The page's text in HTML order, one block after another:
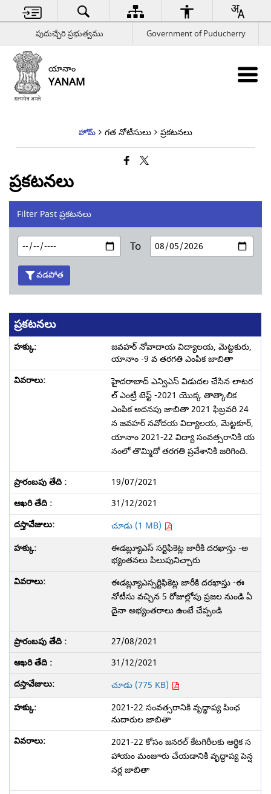
పుదుచ్చేరి ప్రభుత్వము Government of Puducherry
యానాం
YANAM
హోమ్ గత నోటీసులు ప్రకటనలు
ప్రకటనలు
Filter Past ప్రకటనలు
To
వడపోత
ప్రకటనలు
జవహర్ నోవాదాయ విద్యాలయ, మెట్టకురు,
యానాం -9 వ తరగతి ఎంపిక జాబితా
హైదరాబాద్ ఎన్విఎస్ విడుదల చేసిన లాటర
ల్ ఎంట్రీ టెస్ట్ -2021 యొక్క తాత్కాలిక
ఎంపిక అదనపు జాబితా 2021 ఫిబ్రవరి 24
న జవహర్ నవోదయ విద్యాలయ, మెట్టకూర్,
యానాం 2021-22 విద్యా సంవత్సరానికి య
నంలో తొమ్మిదో తరగతి ప్రవేశానికి జరిగింది.
19/07/2021
31/12/2021
చూడు (1 MB)
ఈడబ్ల్యూఎస్ సర్టిఫికెట్ల జారీకి దరఖాస్తు -అ
భ్యంతనలు పిలుపునిచ్చారు
ఈడబ్ల్యూఎస్సర్టిఫికెట్ల జారీకి దరఖాస్తు -ఈ
నోటీసు వచ్చిన 5 రోజుల్లోపు ప్రజల నుండి ఏ
దైనా అభ్యంతరాలు ఉంటే చేప్పండి
27/08/2021
31/12/2021
చూడు (775 KB)
2021-22 సంవత్సరానికి వృద్ధాప్య పింఛ
నుదారుల జాబితా
2021-22 కోసం జనరల్ కేటగిరీలకు ఆర్థిక స
హాయం మంజూరు చేయడానికి వృద్ధాప్య పెన్ష
నర్ల జాబితా